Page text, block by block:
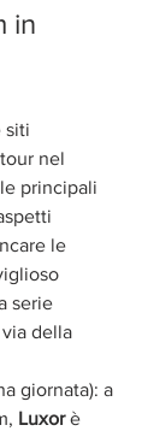
in
siti
nel
principali
le
serie
della
giornata): a
Luxor è